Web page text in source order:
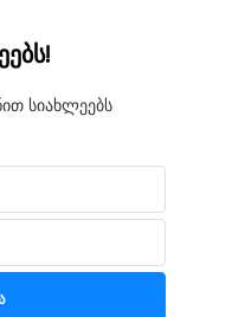
სიახლეებს